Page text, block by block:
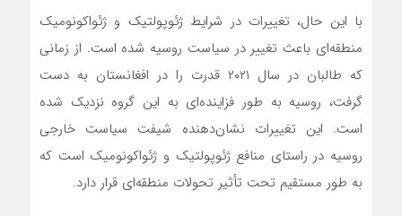
با این حال، تغییرات در شرایط ژئوپولتیک و ژئواکونومیک
منطقه‌ای باعث تغییر در سیاست روسیه شده است. از زمانی
که طالبان در سال ۲۰۲۱ قدرت را در افغانستان به دست
گرفت، روسیه به طور فزاینده‌ای به این گروه نزدیک شده
است. این تغییرات نشان‌دهنده شیفت سیاست خارجی
روسیه در راستای منافع ژئوپولتیک و ژئواکونومیک است که
به طور مستقیم تحت تأثیر تحولات منطقه‌ای قرار دارد.